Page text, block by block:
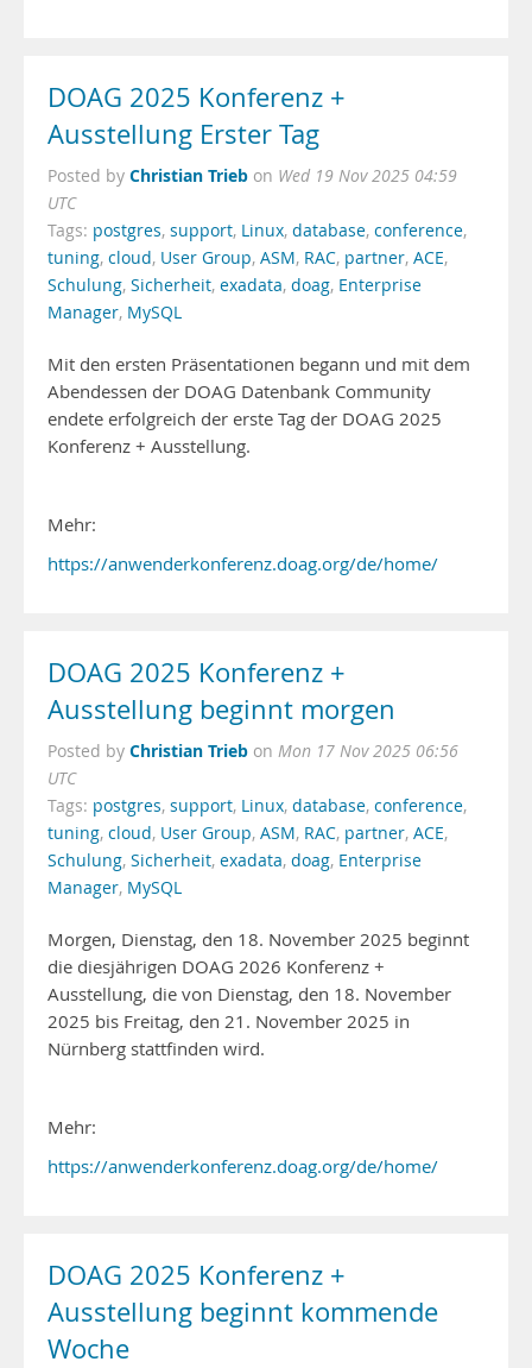
DOAG 2025 Konferenz +
Ausstellung Erster Tag
Posted by Christian Trieb on Wed 19 Nov 2025 04:59
UTC
Tags: postgres, support, Linux, database, conference,
tuning, cloud, User Group, ASM, RAC, partner, ACE,
Schulung, Sicherheit, exadata, doag, Enterprise
Manager, MySQL
Mit den ersten Präsentationen begann und mit dem
Abendessen der DOAG Datenbank Community
endete erfolgreich der erste Tag der DOAG 2025
Konferenz + Ausstellung.
Mehr:
https://anwenderkonferenz.doag.org/de/home/
DOAG 2025 Konferenz +
Ausstellung beginnt morgen
Posted by Christian Trieb on Mon 17 Nov 2025 06:56
UTC
Tags: postgres, support, Linux, database, conference,
tuning, cloud, User Group, ASM, RAC, partner, ACE,
Schulung, Sicherheit, exadata, doag, Enterprise
Manager, MySQL
Morgen, Dienstag, den 18. November 2025 beginnt
die diesjährigen DOAG 2026 Konferenz +
Ausstellung, die von Dienstag, den 18. November
2025 bis Freitag, den 21. November 2025 in
Nürnberg stattfinden wird.
Mehr:
https://anwenderkonferenz.doag.org/de/home/
DOAG 2025 Konferenz +
Ausstellung beginnt kommende
Woche